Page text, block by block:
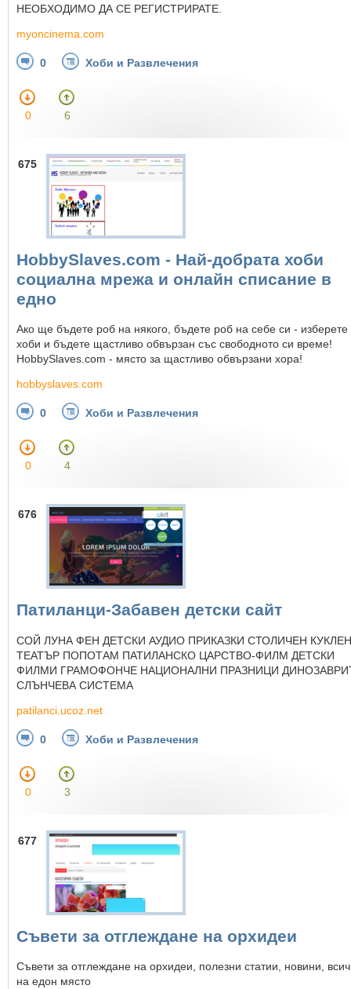
НЕОБХОДИМО ДА СЕ РЕГИСТРИРАТЕ.
myoncinema.com
0 Хоби и Развлечения
0 6
675
HobbySlaves.com - Най-добрата хоби
социална мрежа и онлайн списание в
едно
Ако ще бъдете роб на някого, бъдете роб на себе си - изберете
хоби и бъдете щастливо обвързан със свободното си време!
HobbySlaves.com - място за щастливо обвързани хора!
hobbyslaves.com
0 Хоби и Развлечения
0 4
676
Патиланци-Забавен детски сайт
СОЙ ЛУНА ФЕН ДЕТСКИ АУДИО ПРИКАЗКИ СТОЛИЧЕН КУКЛЕН
ТЕАТЪР ПОПОТАМ ПАТИЛАНСКО ЦАРСТВО-ФИЛМ ДЕТСКИ
ФИЛМИ ГРАМОФОНЧЕ НАЦИОНАЛНИ ПРАЗНИЦИ
СЛЪНЧЕВА СИСТЕМА
patilanci.ucoz.net
0 Хоби и Развлечения
0 3
677
Съвети за отглеждане на орхидеи
Съвети за отглеждане на орхидеи, полезни статии, новини,
на едон място